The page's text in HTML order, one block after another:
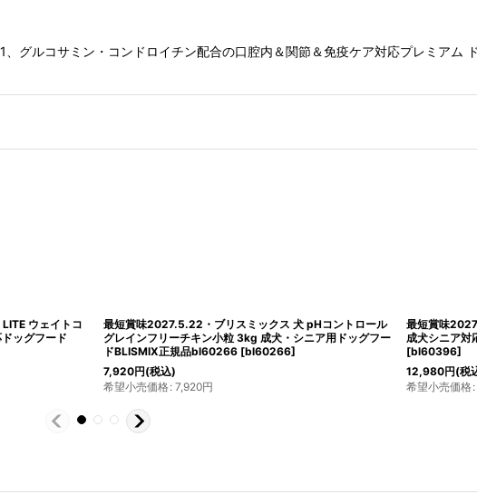
グルコサミン・コンドロイチン配合の口腔内＆関節＆免疫ケア対応プレミアム
ウェイトコ
ッグフード
最短賞味2027.5.22・ブリスミックス 犬 pHコントロール
グレインフリーチキン小粒 3kg 成犬・シニア用ドッグフー
ドBLISMIX正規品bl60266 [bl60266]
7,920円(税込)
希望小売価格: 7,920円
最短賞味
成犬シニア
[bl60396]
12,980円(税
希望小売価格: